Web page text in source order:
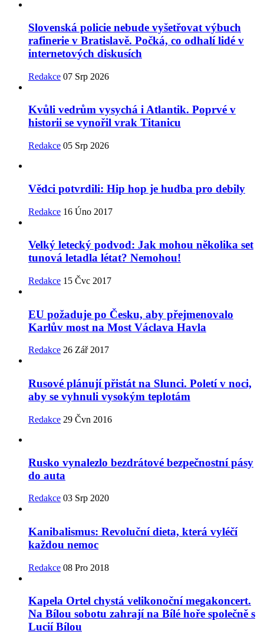
Slovenská policie nebude vyšetřovat výbuch
rafinerie v Bratislavě. Počká, co odhalí lidé v
internetových diskusích
Redakce 07 Srp 2026
Kvůli vedrům vysychá i Atlantik. Poprvé v
historii se vynořil vrak Titanicu
Redakce 05 Srp 2026
Vědci potvrdili: Hip hop je hudba pro debily
Redakce 16 Úno 2017
Velký letecký podvod: Jak mohou několika set
tunová letadla létat? Nemohou!
Redakce 15 Čvc 2017
EU požaduje po Česku, aby přejmenovalo
Karlův most na Most Václava Havla
Redakce 26 Zář 2017
Rusové plánují přistát na Slunci. Poletí v noci,
aby se vyhnuli vysokým teplotám
Redakce 29 Čvn 2016
Rusko vynalezlo bezdrátové bezpečnostní pásy
do auta
Redakce 03 Srp 2020
Kanibalismus: Revoluční dieta, která vyléčí
každou nemoc
Redakce 08 Pro 2018
Kapela Ortel chystá velikonoční megakoncert.
Na Bílou sobotu zahrají na Bílé hoře společně s
Lucií Bílou